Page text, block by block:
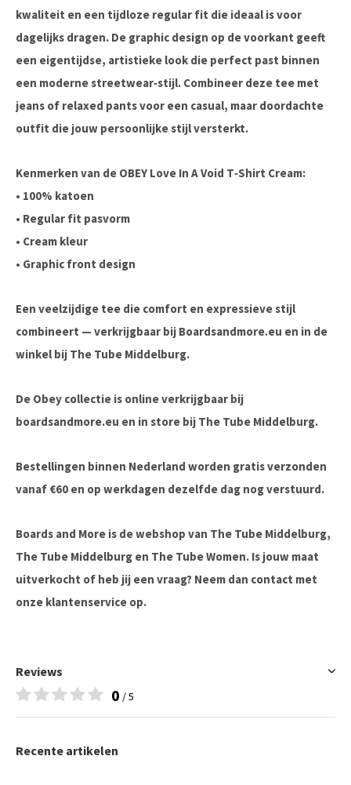
kwaliteit en een tijdloze regular fit die ideaal is voor
dagelijks dragen. De graphic design op de voorkant geeft
een eigentijdse, artistieke look die perfect past binnen
een moderne streetwear‑stijl. Combineer deze tee met
jeans of relaxed pants voor een casual, maar doordachte
outfit die jouw persoonlijke stijl versterkt.
Kenmerken van de OBEY Love In A Void T‑Shirt Cream:
• 100% katoen
• Regular fit pasvorm
• Cream kleur
• Graphic front design
Een veelzijdige tee die comfort en expressieve stijl
combineert — verkrijgbaar bij Boardsandmore.eu en in de
winkel bij The Tube Middelburg.
De Obey collectie is online verkrijgbaar bij
boardsandmore.eu en in store bij The Tube Middelburg.
Bestellingen binnen Nederland worden gratis verzonden
vanaf €60 en op werkdagen dezelfde dag nog verstuurd.
Boards and More is de webshop van The Tube Middelburg,
The Tube Middelburg en The Tube Women. Is jouw maat
uitverkocht of heb jij een vraag? Neem dan contact met
onze klantenservice op.
Reviews
0 / 5
Recente artikelen